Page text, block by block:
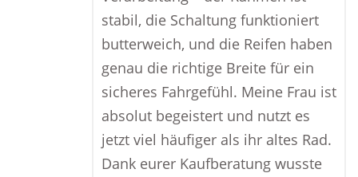
stabil, die Schaltung funktioniert
butterweich, und die Reifen haben
genau die richtige Breite für ein
sicheres Fahrgefühl. Meine Frau ist
absolut begeistert und nutzt es
jetzt viel häufiger als ihr altes Rad.
Dank eurer Kaufberatung wusste